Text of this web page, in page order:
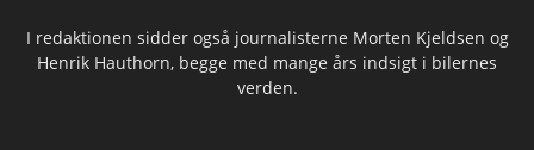
I redaktionen sidder også journalisterne Morten Kjeldsen og
Henrik Hauthorn, begge med mange års indsigt i bilernes
verden.